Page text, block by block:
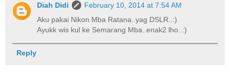
Diah Didi
February 10, 2014 at 7:54 AM
Aku pakai Nikon Mba Ratana..yag DSLR..:)
Ayukk wis kul ke Semarang Mba..enak2 lho..:)
Reply